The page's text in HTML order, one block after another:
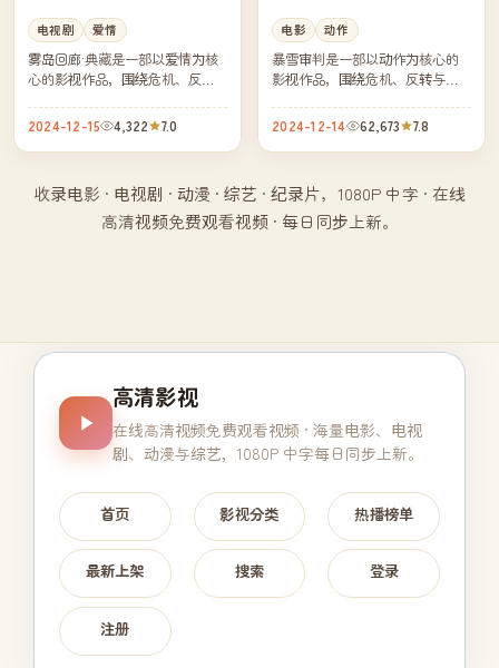
电视剧 爱情
雾岛回廊·典藏是一部以爱情为核
心的影视作品，围绕危机、反转
凑，值得推荐观看。
2024-12-15 4,322 7.0
电影 动作
暴雪审判是一部以动作为核心的
影视作品，围绕危机、反转与人
得推荐观看。
2024-12-14 62,673 7.8
收录电影 · 电视剧 · 动漫 · 综艺 · 纪录片，1080P 中字 · 在线
高清视频免费观看视频 · 每日同步上新。
高清影视
在线高清视频免费观看视频 · 海量电影、电视
剧、动漫与综艺，1080P 中字每日同步上新。
首页 影视分类 热播榜单
最新上架 搜索 登录
注册